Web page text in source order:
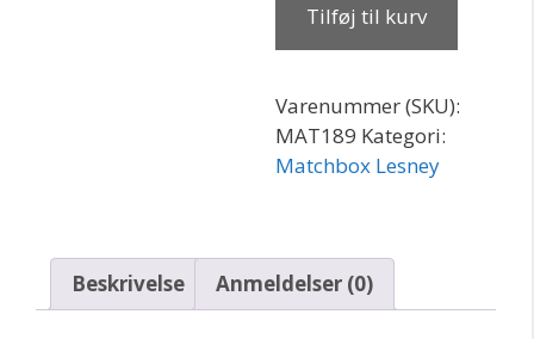
Ford
D
Pepsi
antal
Tilføj til kurv
Varenummer (SKU):
MAT189 Kategori:
Matchbox Lesney
Beskrivelse Anmeldelser (0)